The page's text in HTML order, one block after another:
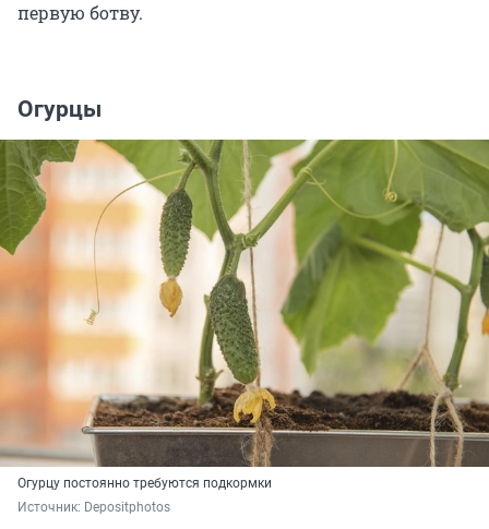
первую ботву.
Огурцы
Огурцу постоянно требуются подкормки
Источник: Depositphotos